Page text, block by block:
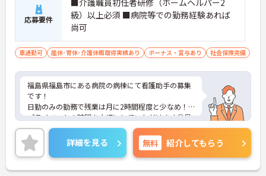
応募要件
■介護職員初任者研修（ホームヘルパー2
級）以上必須 ■病院等での勤務経験あれば
尚可
車通勤可 産休･育休･介護休暇取得実績あり ボーナス・賞与あり 社会保険完備
福島県福島市にある病院の病棟にて看護助手の募集
です！
日勤のみの勤務で残業は月に2時間程度と少なめ！
プライベートの時間を大切にしていただけます◎昇
給賞与の支給実績がございますので、高いモチベー
ションを保ってご就業頂けます♪
ご興味のある方には、面接対策ポイントなど、さら
に詳細をお話しいたしますのでお気軽にご相談くだ
さい！
詳細を見る 無料 紹介してもらう